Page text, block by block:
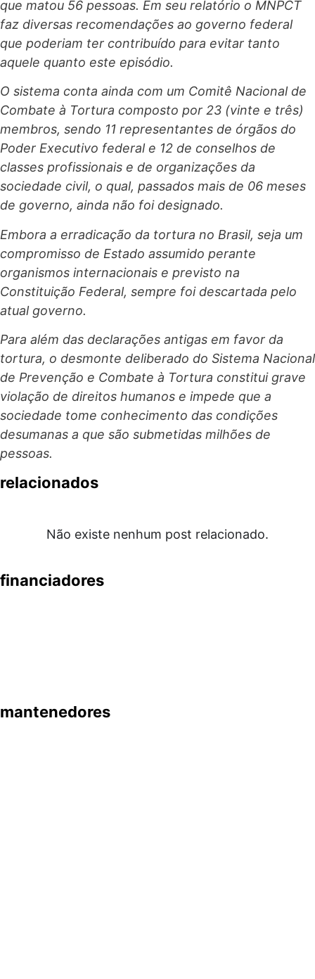
que matou 56 pessoas. Em seu relatório o MNPCT
faz diversas recomendações ao governo federal
que poderiam ter contribuído para evitar tanto
aquele quanto este episódio.
O sistema conta ainda com um Comitê Nacional de
Combate à Tortura composto por 23 (vinte e três)
membros, sendo 11 representantes de órgãos do
Poder Executivo federal e 12 de conselhos de
classes profissionais e de organizações da
sociedade civil, o qual, passados mais de 06 meses
de governo, ainda não foi designado.
Embora a erradicação da tortura no Brasil, seja um
compromisso de Estado assumido perante
organismos internacionais e previsto na
Constituição Federal, sempre foi descartada pelo
atual governo.
Para além das declarações antigas em favor da
tortura, o desmonte deliberado do Sistema Nacional
de Prevenção e Combate à Tortura constitui grave
violação de direitos humanos e impede que a
sociedade tome conhecimento das condições
desumanas a que são submetidas milhões de
pessoas.
relacionados
Não existe nenhum post relacionado.
financiadores
mantenedores